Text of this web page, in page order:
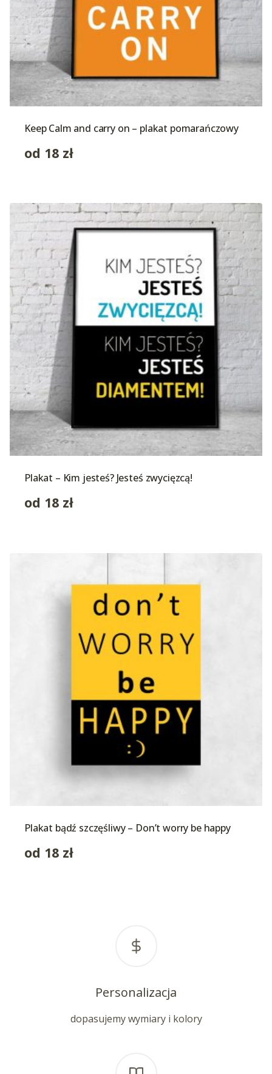
Keep Calm and carry on – plakat pomarańczowy
od 18 zł
Plakat – Kim jesteś? Jesteś zwycięzcą!
od 18 zł
Plakat bądź szczęśliwy – Don’t worry be happy
od 18 zł
Personalizacja
dopasujemy wymiary i kolory